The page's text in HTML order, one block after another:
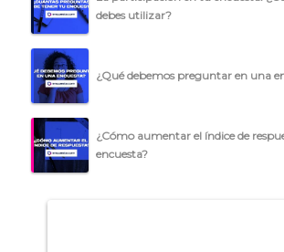
debes utilizar?
¿Qué debemos preguntar en una
¿Cómo aumentar el índice de
encuesta?